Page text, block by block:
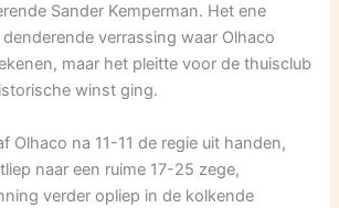
Sander Kemperman. Het ene
verrassing waar Olhaco
maar het pleitte voor de thuisclub
winst ging.
Olhaco na 11-11 de regie uit handen,
naar een ruime 17-25 zege,
verder opliep in de kolkende